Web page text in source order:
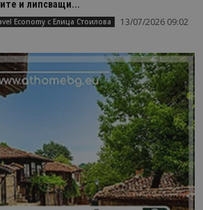
и липсващи...
Economy с Елица Стоилова 13/07/2026 09:02